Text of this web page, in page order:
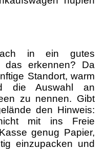
in ein gutes
das erkennen? Da
Standort, warm
die Auswahl an
zu nennen. Gibt
den Hinweis:
mit ins Freie
genug Papier,
einzupacken und